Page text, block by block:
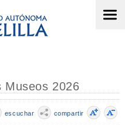
Museos 2026
compartir
escuchar